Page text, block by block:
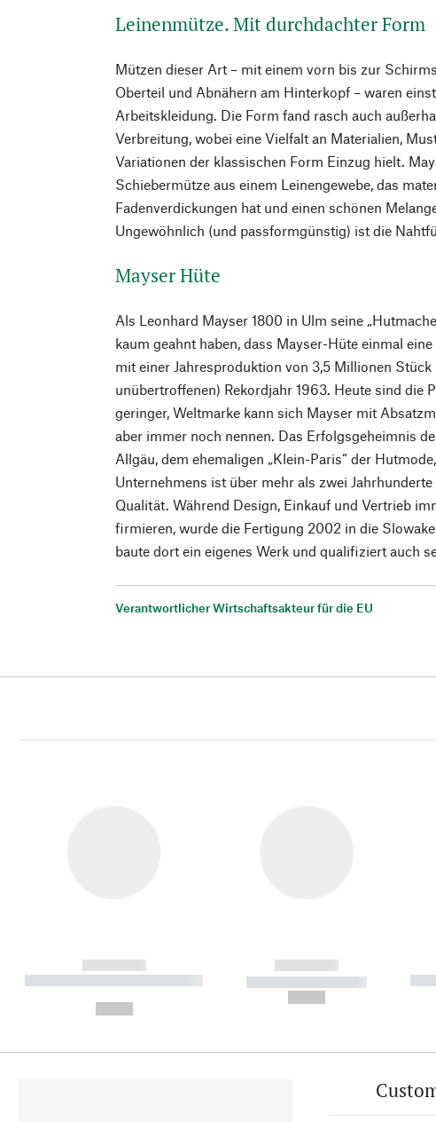
Leinenmütze. Mit durchdachter Form
Mützen dieser Art – mit einem vorn bis zur
Oberteil und Abnähern am Hinterkopf – waren
Arbeitskleidung. Die Form fand rasch auch
Verbreitung, wobei eine Vielfalt an Materialien,
Variationen der klassischen Form Einzug hielt.
Schiebermütze aus einem Leinengewebe, das
Fadenverdickungen hat und einen schönen
Ungewöhnlich (und passformgünstig) ist die
Mayser Hüte
Als Leonhard Mayser 1800 in Ulm seine
kaum geahnt haben, dass Mayser-Hüte einmal
mit einer Jahresproduktion von 3,5 Millionen Stück
unübertroffenen) Rekordjahr 1963. Heute sind die
geringer, Weltmarke kann sich Mayser mit
aber immer noch nennen. Das Erfolgsgeheimnis
Allgäu, dem ehemaligen „Klein-Paris“ der
Unternehmens ist über mehr als zwei
Qualität. Während Design, Einkauf und Vertrieb
firmieren, wurde die Fertigung 2002 in die
baute dort ein eigenes Werk und qualifiziert auch
Verantwortlicher Wirtschaftsakteur für die EU
------------
----------- ----------- ----------
------------
----------- -----------